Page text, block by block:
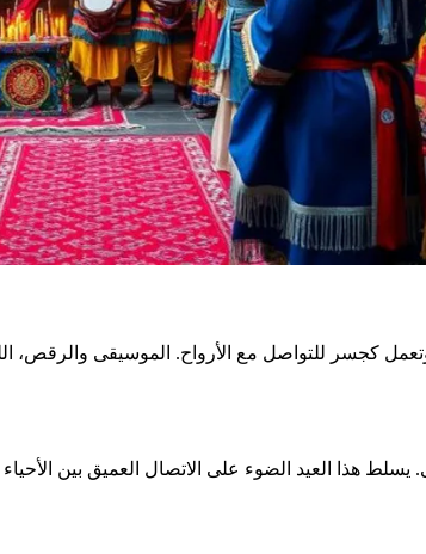
كجسر للتواصل مع الأرواح. الموسيقى والرقص،